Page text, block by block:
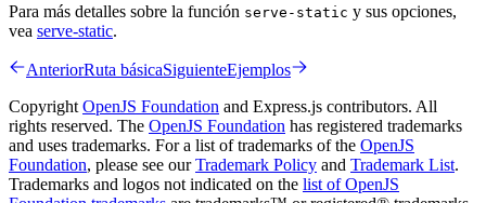
Para más detalles sobre la función serve-static y sus opciones,
vea serve-static.
AnteriorRuta básicaSiguienteEjemplos
Copyright OpenJS Foundation and Express.js contributors. All
rights reserved. The OpenJS Foundation has registered trademarks
and uses trademarks. For a list of trademarks of the OpenJS
Foundation, please see ourTrademark Policy and Trademark List.
Trademarks and logos not indicated on the list of OpenJS